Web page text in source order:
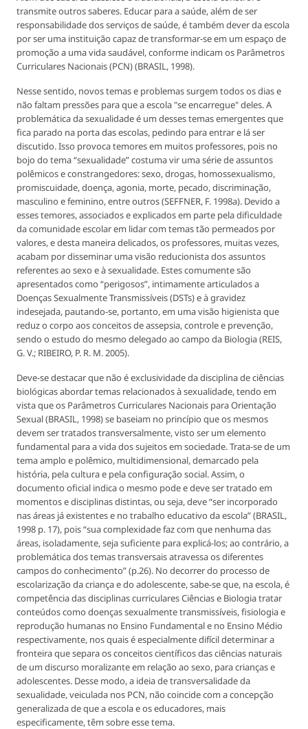
transmite outros saberes. Educar para a saúde, além de ser
responsabilidade dos serviços de saúde, é também dever da escola
por ser uma instituição capaz de transformar-se em um espaço de
promoção a uma vida saudável, conforme indicam os Parâmetros
Curriculares Nacionais (PCN) (BRASIL, 1998).
Nesse sentido, novos temas e problemas surgem todos os dias e
não faltam pressões para que a escola "se encarregue" deles. A
problemática da sexualidade é um desses temas emergentes que
fica parado na porta das escolas, pedindo para entrar e lá ser
discutido. Isso provoca temores em muitos professores, pois no
bojo do tema “sexualidade” costuma vir uma série de assuntos
polêmicos e constrangedores: sexo, drogas, homossexualismo,
promiscuidade, doença, agonia, morte, pecado, discriminação,
masculino e feminino, entre outros (SEFFNER, F. 1998a). Devido a
esses temores, associados e explicados em parte pela dificuldade
da comunidade escolar em lidar com temas tão permeados por
valores, e desta maneira delicados, os professores, muitas vezes,
acabam por disseminar uma visão reducionista dos assuntos
referentes ao sexo e à sexualidade. Estes comumente são
apresentados como “perigosos”, intimamente articulados a
Doenças Sexualmente Transmissíveis (DSTs) e à gravidez
indesejada, pautando-se, portanto, em uma visão higienista que
reduz o corpo aos conceitos de assepsia, controle e prevenção,
sendo o estudo do mesmo delegado ao campo da Biologia (REIS,
G. V.; RIBEIRO, P. R. M. 2005).
Deve-se destacar que não é exclusividade da disciplina de ciências
biológicas abordar temas relacionados à sexualidade, tendo em
vista que os Parâmetros Curriculares Nacionais para Orientação
Sexual (BRASIL, 1998) se baseiam no princípio que os mesmos
devem ser tratados transversalmente, visto ser um elemento
fundamental para a vida dos sujeitos em sociedade. Trata-se de um
tema amplo e polêmico, multidimensional, demarcado pela
história, pela cultura e pela configuração social. Assim, o
documento oficial indica o mesmo pode e deve ser tratado em
momentos e disciplinas distintas, ou seja, deve “ser incorporado
nas áreas já existentes e no trabalho educativo da escola” (BRASIL,
1998 p. 17), pois “sua complexidade faz com que nenhuma das
áreas, isoladamente, seja suficiente para explicá-los; ao contrário, a
problemática dos temas transversais atravessa os diferentes
campos do conhecimento” (p.26). No decorrer do processo de
escolarização da criança e do adolescente, sabe-se que, na escola, é
competência das disciplinas curriculares Ciências e Biologia tratar
conteúdos como doenças sexualmente transmissíveis, fisiologia e
reprodução humanas no Ensino Fundamental e no Ensino Médio
respectivamente, nos quais é especialmente difícil determinar a
fronteira que separa os conceitos científicos das ciências naturais
de um discurso moralizante em relação ao sexo, para crianças e
adolescentes. Desse modo, a ideia de transversalidade da
sexualidade, veiculada nos PCN, não coincide com a concepção
generalizada de que a escola e os educadores, mais
especificamente, têm sobre esse tema.